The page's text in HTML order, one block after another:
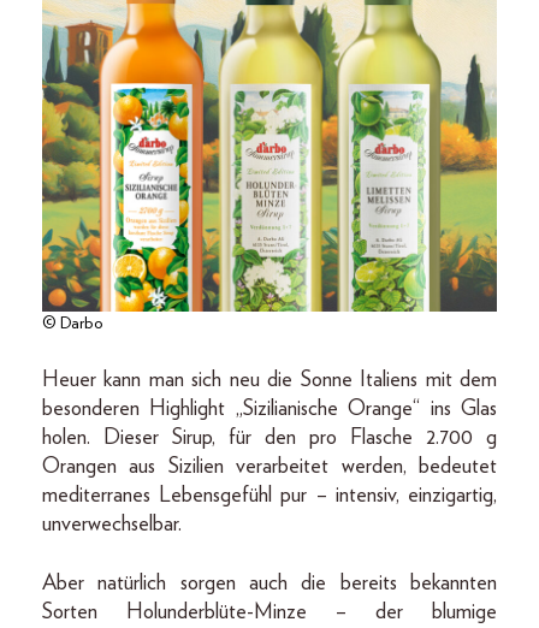
© Darbo
Heuer kann man sich neu die Sonne Italiens mit dem
besonderen Highlight „Sizilianische Orange“ ins Glas
holen. Dieser Sirup, für den pro Flasche 2.700 g
Orangen aus Sizilien verarbeitet werden, bedeutet
mediterranes Lebensgefühl pur – intensiv, einzigartig,
unverwechselbar.
Aber natürlich sorgen auch die bereits bekannten
Sorten Holunderblüte-Minze – der blumige